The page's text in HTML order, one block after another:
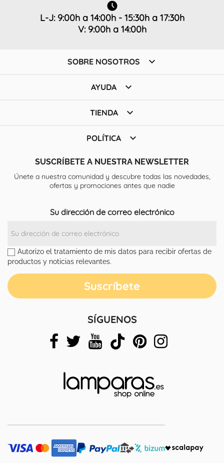
L-J: 9:00h a 14:00h - 15:30h a 17:30h
V: 9:00h a 14:00h
SOBRE NOSOTROS 
AYUDA 
TIENDA 
POLÍTICA 
SUSCRÍBETE A NUESTRA NEWSLETTER
Únete a nuestra comunidad y descubre todas las novedades,
ofertas y promociones antes que nadie
Su dirección de correo electrónico
Autorizo el tratamiento de mis datos para recibir ofertas de
productos y noticias relevantes.
SÍGUENOS